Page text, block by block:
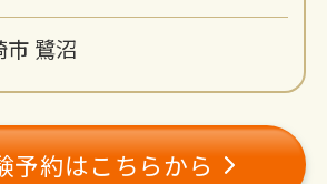
鷺沼
予約はこちらから